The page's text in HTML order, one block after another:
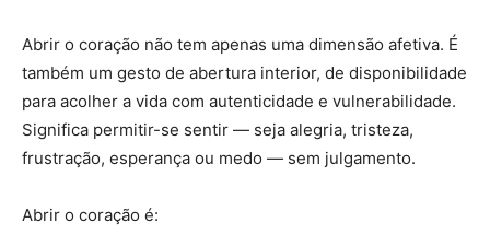
Abrir o coração não tem apenas uma dimensão afetiva. É
também um gesto de abertura interior, de disponibilidade
para acolher a vida com autenticidade e vulnerabilidade.
Significa permitir-se sentir — seja alegria, tristeza,
frustração, esperança ou medo — sem julgamento.
Abrir o coração é: